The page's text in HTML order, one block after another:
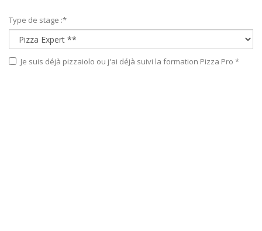
Type de stage :*
Je suis déjà pizzaiolo ou j'ai déjà suivi la formation Pizza Pro *